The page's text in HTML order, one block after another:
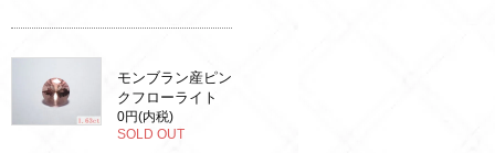
モンブラン産ピン
クフローライト
0円(内税)
SOLD OUT